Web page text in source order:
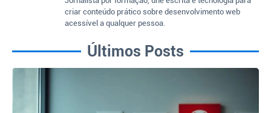
criar conteúdo prático sobre desenvolvimento web
acessível a qualquer pessoa.
Últimos Posts